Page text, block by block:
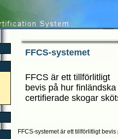
FFCS-systemet
FFCS är ett tillförlitligt
bevis på hur finländska
certifierade skogar
FFCS-systemet är ett tillförlitligt